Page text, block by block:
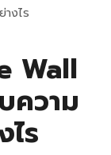
างไร
Wall
ความ
ไร